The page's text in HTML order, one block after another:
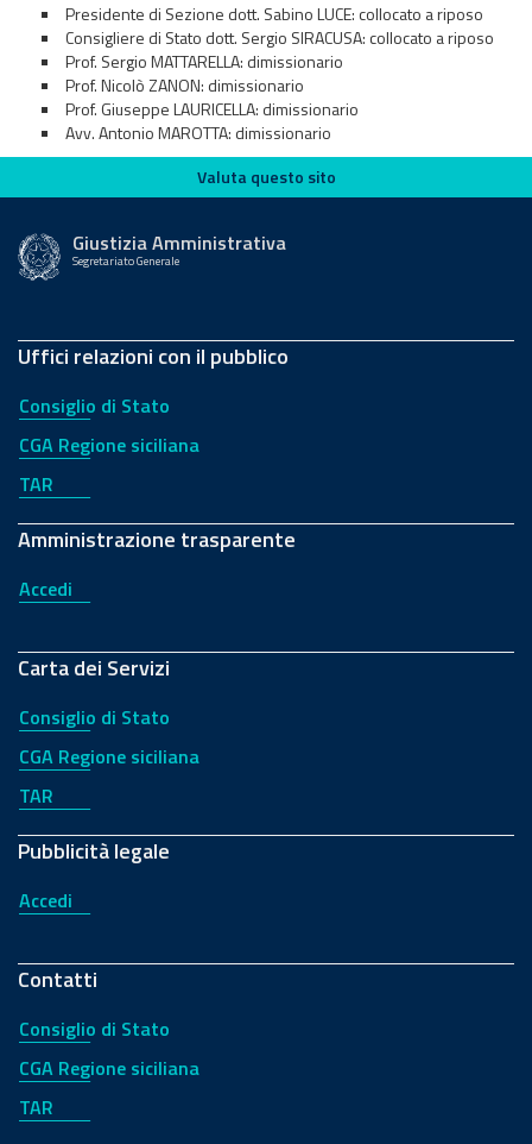
Presidente di Sezione dott. Sabino LUCE: collocato a riposo
Consigliere di Stato dott. Sergio SIRACUSA: collocato a riposo
Prof. Sergio MATTARELLA: dimissionario
Prof. Nicolò ZANON: dimissionario
Prof. Giuseppe LAURICELLA: dimissionario
Avv. Antonio MAROTTA: dimissionario
Valuta questo sito
Valuta questo sito
Giustizia Amministrativa
Segretariato Generale
Uffici relazioni con il pubblico
Consiglio di Stato
CGA Regione siciliana
TAR
Amministrazione trasparente
Accedi
Carta dei Servizi
Consiglio di Stato
CGA Regione siciliana
TAR
Pubblicità legale
Accedi
Contatti
Consiglio di Stato
CGA Regione siciliana
TAR